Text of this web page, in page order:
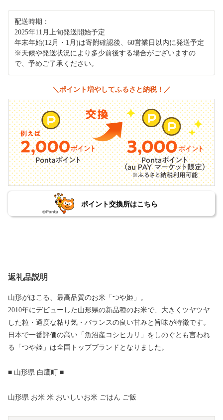
配送時期：
2025年11月上旬発送開始予定
年末年始(12月・1月)は寄附確認後、60営業日以内に発送予定
※天候や発送状況により多少前後する場合がございますの
で、予めご了承ください。
＼ポイント増やしてふるさと納税！／
ポイント交換所はこちら
返礼品説明
山形がほこる、最高品質のお米「つや姫」。
2010年にデビューした山形県の新品種のお米で、大きくツヤツヤ
した粒・適度な粘り気・バランスの良い甘みと旨味が特徴です。
日本で一番評価の高い「魚沼産コシヒカリ」をしのぐとも言われ
る「つや姫」は全国トップブランドとなりました。
■ 山形県 白鷹町 ■
山形県 お米 米 おいしいお米 ごはん ご飯